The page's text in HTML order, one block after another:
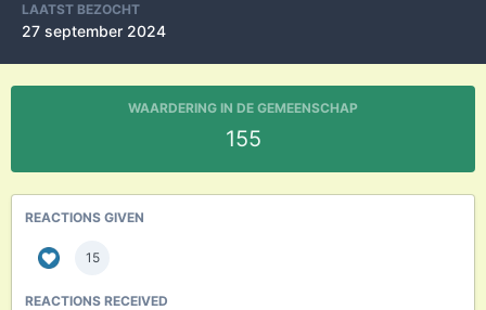
LAATST BEZOCHT
27 september 2024
WAARDERING IN DE GEMEENSCHAP
155
REACTIONS GIVEN
15
REACTIONS RECEIVED